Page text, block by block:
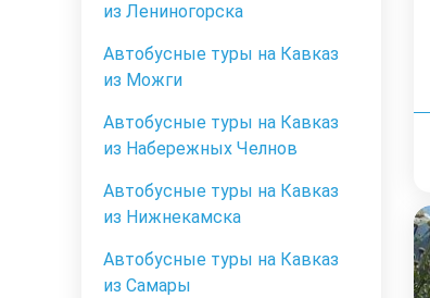
из Лениногорска
Автобусные туры на Кавказ
из Можги
Автобусные туры на Кавказ
из Набережных Челнов
Автобусные туры на Кавказ
из Нижнекамска
Автобусные туры на Кавказ
из Самары